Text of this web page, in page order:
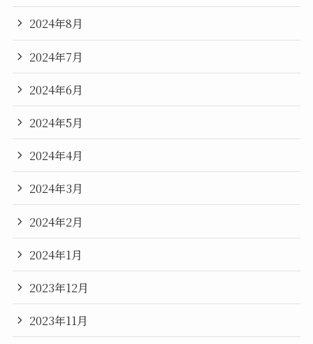
2024年8月
2024年7月
2024年6月
2024年5月
2024年4月
2024年3月
2024年2月
2024年1月
2023年12月
2023年11月